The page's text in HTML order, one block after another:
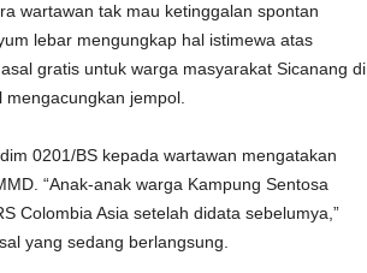
wartawan tak mau ketinggalan spontan
lebar mengungkap hal istimewa atas
gratis untuk warga masyarakat Sicanang di
jempol.
0201/BS kepada wartawan mengatakan
“Anak-anak warga Kampung Sentosa
Colombia Asia setelah didata sebelumya,”
yang sedang berlangsung.